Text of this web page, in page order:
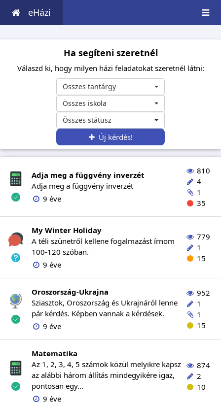
eHázi
Ha segíteni szeretnél
Válaszd ki, hogy milyen házi feladatokat szeretnél látni:
Összes tantárgy
Összes iskola
Összes státusz
Új kérdés!
Adja meg a függvény inverzét
Adja meg a függvény inverzét
9 éve
810
4
1
35
My Winter Holiday
A téli szünetről kellene fogalmazást írnom
100-120 szóban.
9 éve
779
1
15
Oroszország-Ukrajna
Sziasztok, Oroszország és Ukrajnáról lenne
pár kérdés. Képben vannak a kérdések.
9 éve
952
1
1
15
Matematika
Az 1, 2, 3, 4, 5 számok közül melyikre kapsz
az alábbi három állítás mindegyikére igaz,
pontosan egy...
9 éve
874
2
10